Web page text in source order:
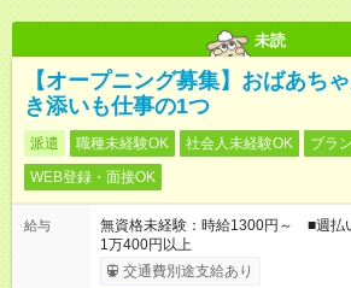
未読
【オープニング募集】おばあち
き添いも仕事の1つ
派遣 職種未経験OK 社会人未経験OK
ブラ
WEB登録・面接OK
給与
無資格未経験：時給1300円～ ■週
1万400円以上
交通費別途支給あり